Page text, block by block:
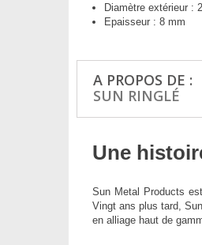
Diamètre extérieur :
Epaisseur : 8 mm
A PROPOS DE :
SUN RINGLÉ
Une
Sun Metal Products
Vingt ans plus tard,
en alliage haut de